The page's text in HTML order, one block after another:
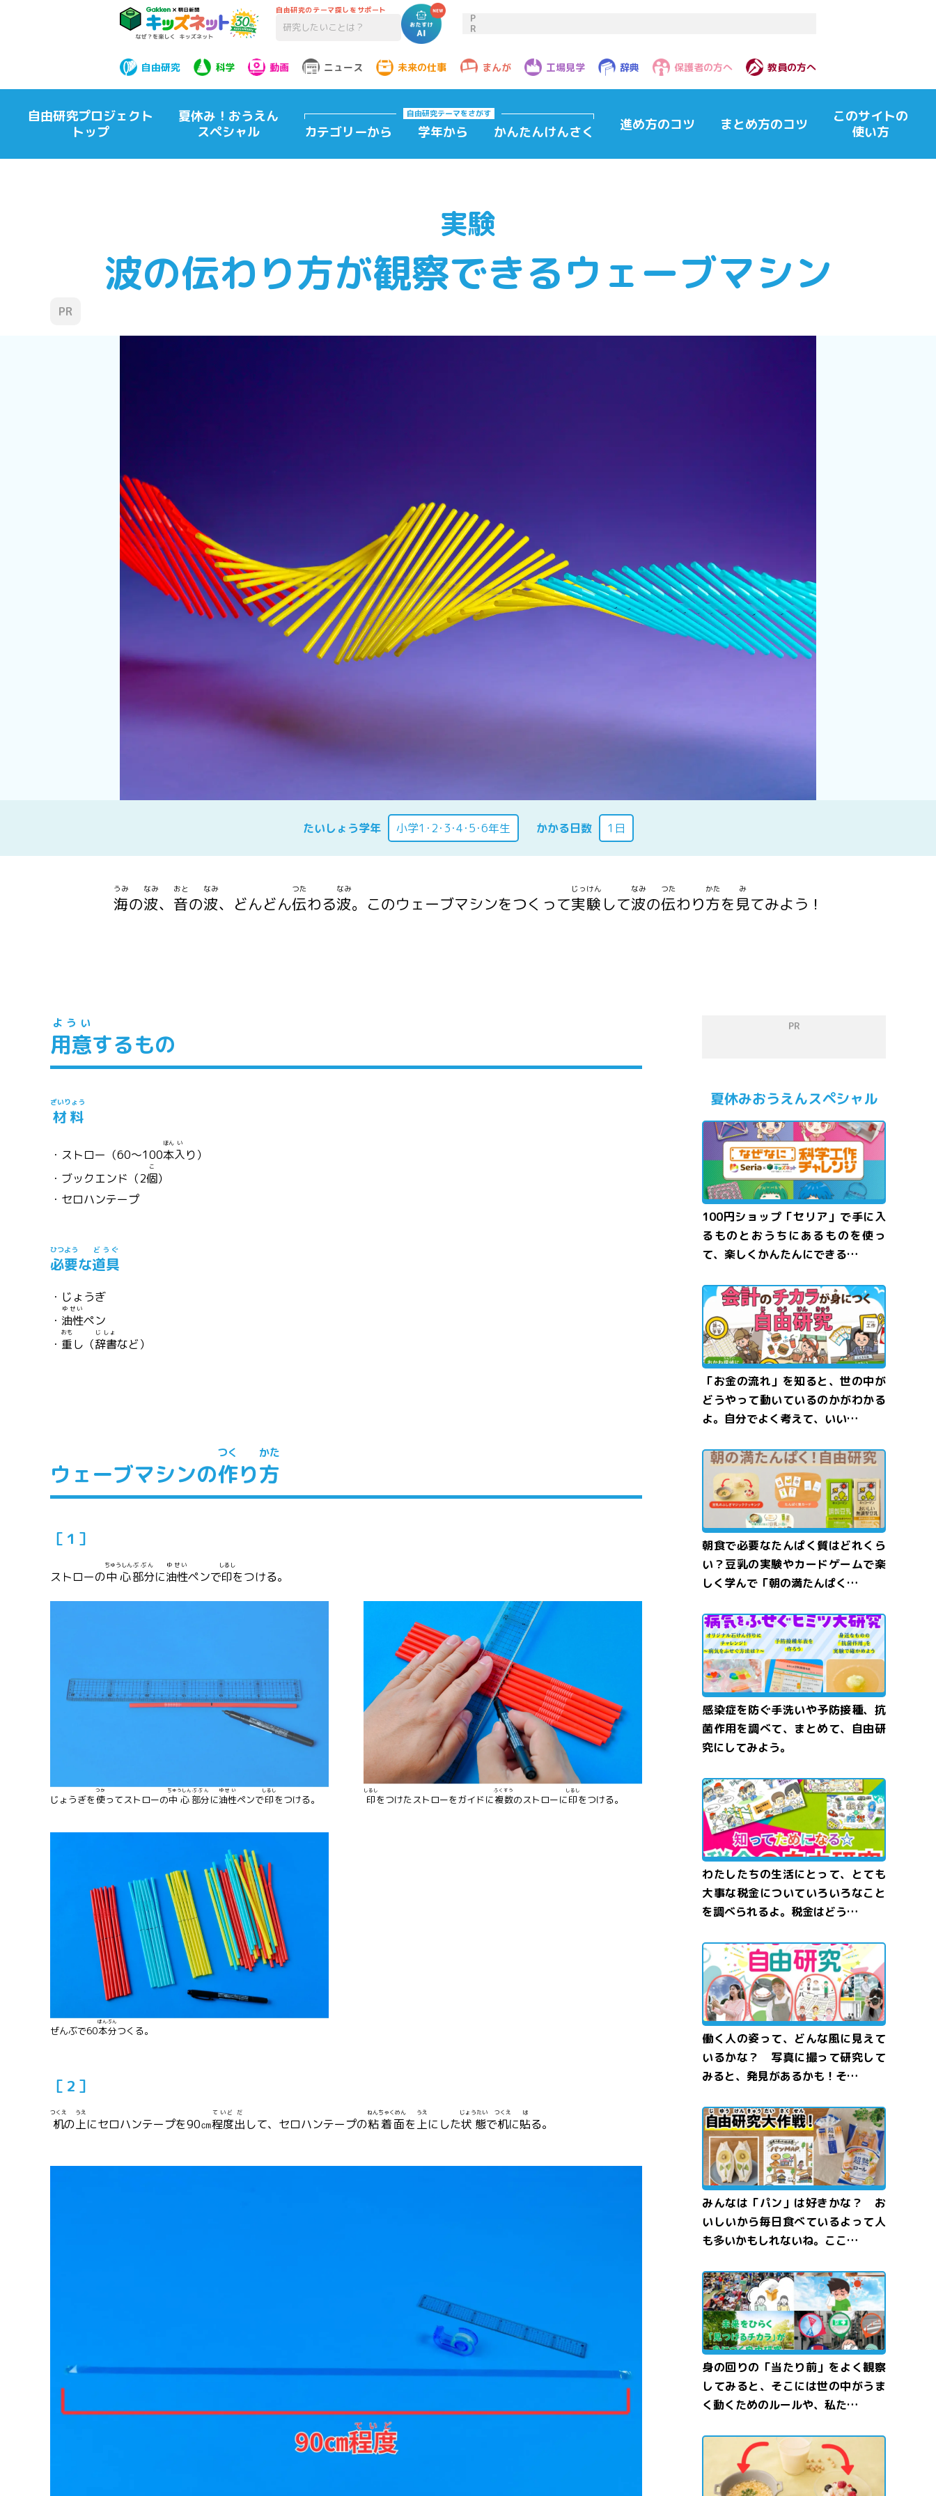
自由研究のテーマ探しをサポート
P
R
自由研究 科学 動画 ニュース 未来の仕事 まんが 工場見学 辞典 保護者の方へ 教員の方へ
自由研究プロジェクト
トップ
夏休み！おうえん
スペシャル
自由研究テーマをさがす
カテゴリーから 学年から かんたんけんさく 進め方のコツ まとめ方のコツ
このサイトの
使い方
実験
波の伝わり方が観察できるウェーブマシン
PR
たいしょう学年 小学1･2･3･4･5･6年生 かかる日数 1日
海
うみ
の波
なみ
、 音
おと
の波
なみ
、どんどん伝
つた
わる波
なみ
。このウェーブマシンをつくって実験
じっけん
して波
なみ
の伝
つた
わり方
かた
を見
み
てみよう！
用意
ようい
するもの
材料
ざいりょう
・ストロー（60～100本
ほん
入
い
り）
・ブックエンド（2個
こ
）
・セロハンテープ
必要
ひつよう
な道具
どうぐ
・じょうぎ
・ 油性
ゆせい
ペン
・ 重
おも
し（辞書
じしょ
など）
ウェーブマシンの作
つく
り方
かた
［１］
ストローの中心
ちゅうしん
部分
ぶぶん
に油性
ゆせい
ペンで印
しるし
をつける。
じょうぎを使
つか
ってストローの中心
ちゅうしん
部分
ぶぶん
に油性
ゆせい
ペンで印
しるし
をつける。 印
しるし
をつけたストローをガイドに複数
ふくすう
のストローに印
しるし
をつける。
ぜんぶで60本
ほん
分
ぶん
つくる。
［２］
机
つくえ
の上
うえ
にセロハンテープを90㎝程度
ていど
出
だ
して、セロハンテープの粘着面
ねんちゃくめん
を 上
うえ
にした状態
じょうたい
で机
つくえ
に貼
は
る。
PR
夏休みおうえんスペシャル
100円ショップ「セリア」で手に入
るものとおうちにあるものを使っ
て、楽しくかんたんにできる…
「お金の流れ」を知ると、世の中が
どうやって動いているのかがわかる
よ。自分でよく考えて、いい…
朝食で必要なたんぱく質はどれくら
い？豆乳の実験やカードゲームで楽
しく学んで「朝の満たんぱく…
感染症を防ぐ手洗いや予防接種、抗
菌作用を調べて、まとめて、自由研
究にしてみよう。
わたしたちの生活にとって、とても
大事な税金についていろいろなこと
を調べられるよ。税金はどう…
働く人の姿って、どんな風に見えて
いるかな？ 写真に撮って研究して
みると、発見があるかも！そ…
みんなは「パン」は好きかな？ お
いしいから毎日食べているよって人
も多いかもしれないね。ここ…
身の回りの「当たり前」をよく観察
してみると、そこには世の中がうま
く動くためのルールや、私た…
とうにゅう のすがたかたちを
えてみよう！
ふしぎマジッククッキング">